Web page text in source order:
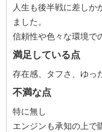
人生も後半戦に差しか
ました。
信頼性や色々な環境で
満足している点
存在感、タフさ、ゆっ
不満な点
特に無し
エンジンも承知の上で